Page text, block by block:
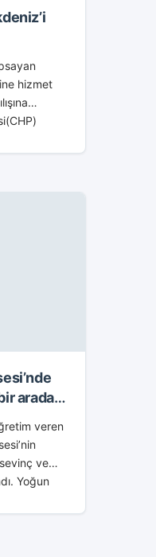
hizmet
arada
veren
ve
Yoğun